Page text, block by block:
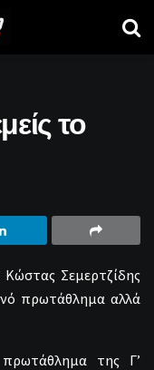
το
Σεμερτζίδης
πρωτάθλημα αλλά
της Γ’